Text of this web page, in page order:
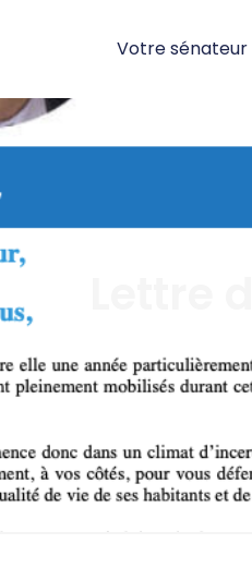
Votre sénateur